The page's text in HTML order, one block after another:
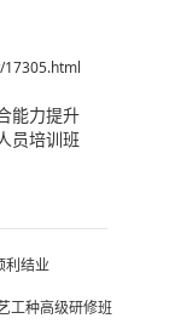
能力提升
员培训班
利结业
工种高级研修班